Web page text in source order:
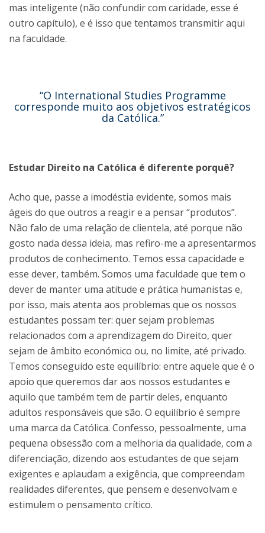
mas inteligente (não confundir com caridade, esse é
outro capítulo), e é isso que tentamos transmitir aqui
na faculdade.
“O International Studies Programme
corresponde muito aos objetivos estratégicos
da Católica.”
Estudar Direito na Católica é diferente porquê?
Acho que, passe a imodéstia evidente, somos mais
ágeis do que outros a reagir e a pensar “produtos”.
Não falo de uma relação de clientela, até porque não
gosto nada dessa ideia, mas refiro-me a apresentarmos
produtos de conhecimento. Temos essa capacidade e
esse dever, também. Somos uma faculdade que tem o
dever de manter uma atitude e prática humanistas e,
por isso, mais atenta aos problemas que os nossos
estudantes possam ter: quer sejam problemas
relacionados com a aprendizagem do Direito, quer
sejam de âmbito económico ou, no limite, até privado.
Temos conseguido este equilíbrio: entre aquele que é o
apoio que queremos dar aos nossos estudantes e
aquilo que também tem de partir deles, enquanto
adultos responsáveis que são. O equilíbrio é sempre
uma marca da Católica. Confesso, pessoalmente, uma
pequena obsessão com a melhoria da qualidade, com a
diferenciação, dizendo aos estudantes de que sejam
exigentes e aplaudam a exigência, que compreendam
realidades diferentes, que pensem e desenvolvam e
estimulem o pensamento crítico.